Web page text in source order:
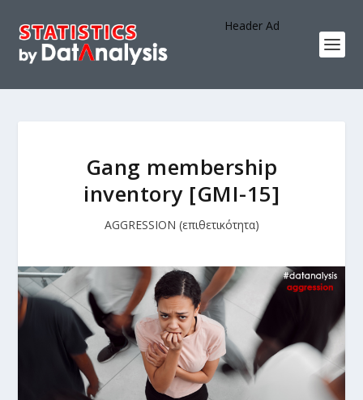
Header Ad
Gang membership
inventory [GMI-15]
AGGRESSION (επιθετικότητα)